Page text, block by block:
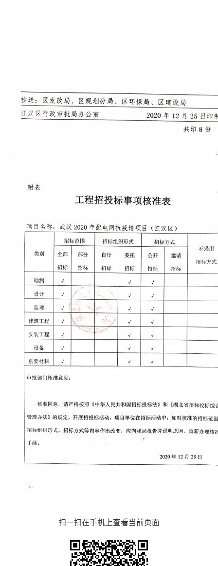
扫一扫在手机上查看当前页面